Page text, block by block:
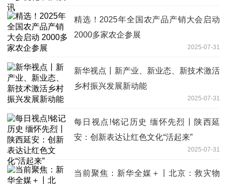
精选！2025年全国农产品产销大会启动
2000多家农企参展
2025-07-31
新华视点丨新产业、新业态、新技术激活
乡村振兴发展新动能
2025-07-31
每日视点!铭记历史 缅怀先烈丨陕西延
安：创新表达让红色文化“活起来”
2025-07-31
当前聚焦：新华全媒＋丨北京：救灾物